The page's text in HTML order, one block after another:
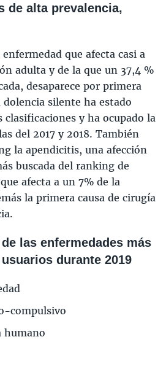
de alta prevalencia,
que afecta casi a
adulta y de la que un 37,4 %
desaparece por primera
silente ha estado
clasificaciones y ha ocupado la
del 2017 y 2018. También
la apendicitis, una afección
buscada del ranking de
afecta a un 7% de la
la primera causa de cirugía
las enfermedades más
durante 2019
compulsivo
humano